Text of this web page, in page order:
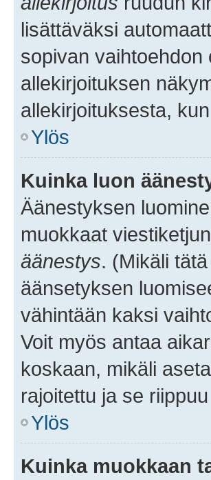
lisättäväksi
sopivan
allekirjoituksen
allekirjoituksesta,
Ylös
Kuinka luon
Äänestyksen
muokkaat
äänestys. (Mikäli
äänsetyksen
vähintään kaksi
Voit myös antaa
koskaan, mikäli
rajoitettu ja se
Ylös
Kuinka muokkaan